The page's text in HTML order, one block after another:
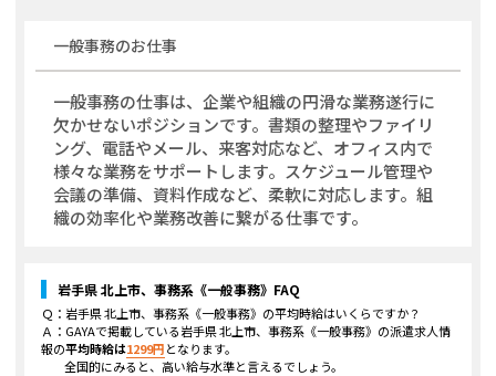
一般事務のお仕事
一般事務の仕事は、企業や組織の円滑な業務遂行に
欠かせないポジションです。書類の整理やファイリ
ング、電話やメール、来客対応など、オフィス内で
様々な業務をサポートします。スケジュール管理や
会議の準備、資料作成など、柔軟に対応します。組
織の効率化や業務改善に繋がる仕事です。
岩手県 北上市、事務系《一般事務》 FAQ
Ｑ： 岩手県 北上市、事務系《一般事務》 の平均時給はいくらですか？
Ａ：GAYAで掲載している岩手県 北上市、事務系《一般事務》 の派遣求人情
報の平均時給は1299円となります。
全国的にみると、高い給与水準と言えるでしょう。